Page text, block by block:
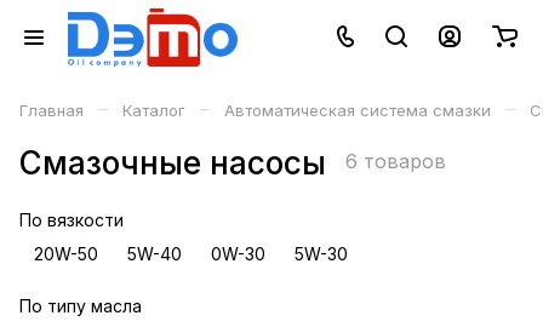
Главная – Каталог – Автоматическая система смазки –
Смазочные насосы 6 товаров
По вязкости
20W-50
5W-40 0W-30 5W-30
По типу масла